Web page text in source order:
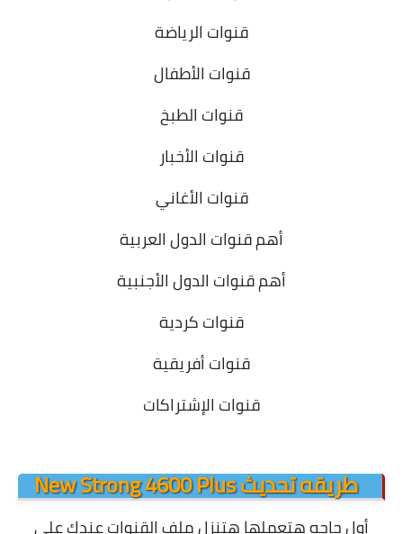
قنوات الرياضة
قنوات الأطفال
قنوات الطبخ
قنوات الأخبار
قنوات الأغاني
أهم قنوات الدول العربية
أهم قنوات الدول الأجنبية
قنوات كردية
قنوات أفريقية
قنوات الإشتراكات
طريقه تحديث New Strong 4600 Plus
أول حاجه هتعملها هتنزل ملف القنوات عندك علي